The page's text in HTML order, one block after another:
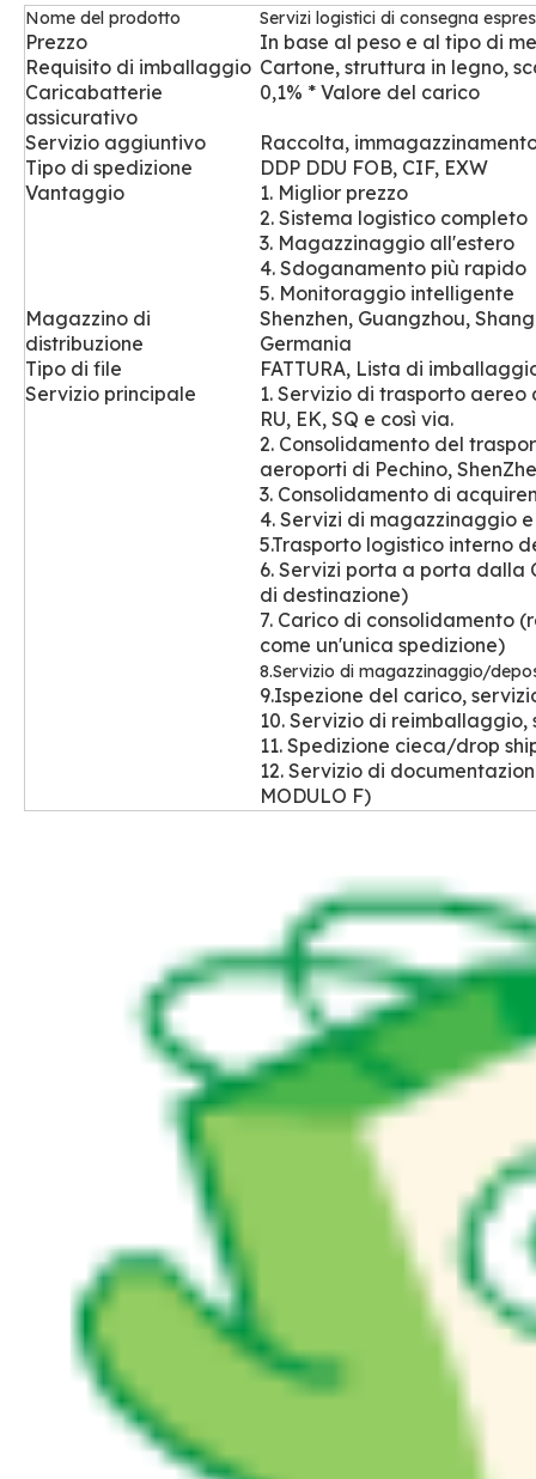
Nome del prodotto Servizi logistici di consegna
Prezzo
In base al peso e al tipo di
Requisito di imballaggio Cartone, struttura in legno,
Caricabatterie
assicurativo
0,1% * Valore del carico
Servizio aggiuntivo
Raccolta,
Tipo di spedizione
DDP DDU FOB, CIF, EXW
Vantaggio
1. Miglior prezzo
2. Sistema logistico completo
3. Magazzinaggio all'estero
4. Sdoganamento più rapido
5. Monitoraggio intelligente
Magazzino di
distribuzione
Shenzhen, Guangzhou,
Germania
Tipo di file
FATTURA, Lista di
Servizio principale
1. Servizio di trasporto aereo
RU, EK, SQ e così via.
2. Consolidamento del
aeroporti di Pechino,
3. Consolidamento di
4. Servizi di magazzinaggio
5.Trasporto logistico interno
6. Servizi porta a porta dalla
di destinazione)
7. Carico di consolidamento
come un'unica spedizione)
8.Servizio di magazzinaggio/
9.Ispezione del carico,
10. Servizio di
11. Spedizione cieca/drop
12. Servizio di
MODULO F)